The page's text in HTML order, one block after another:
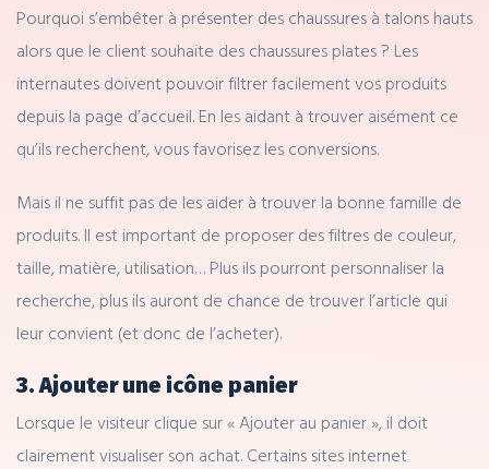
Pourquoi s’embêter à présenter des chaussures à talons hauts
alors que le client souhaite des chaussures plates ? Les
internautes doivent pouvoir filtrer facilement vos produits
depuis la page d’accueil. En les aidant à trouver aisément ce
qu’ils recherchent, vous favorisez les conversions.
Mais il ne suffit pas de les aider à trouver la bonne famille de
produits. Il est important de proposer des filtres de couleur,
taille, matière, utilisation… Plus ils pourront personnaliser la
recherche, plus ils auront de chance de trouver l’article qui
leur convient (et donc de l’acheter).
3. Ajouter une icône panier
Lorsque le visiteur clique sur « Ajouter au panier », il doit
clairement visualiser son achat. Certains sites internet